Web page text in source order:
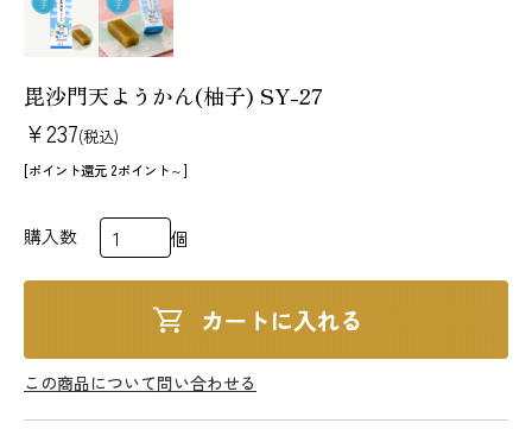
特定商取引法に基づく表記
個人情報の取扱いについて
毘沙門天ようかん(柚子) SY-27
¥237(税込)
[ポイント還元 2ポイント～]
購入数 個
この商品について問い合わせる